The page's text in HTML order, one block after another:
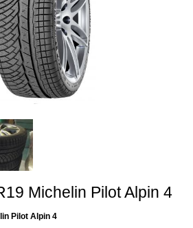
Michelin Pilot Alpin 4
Pilot Alpin 4